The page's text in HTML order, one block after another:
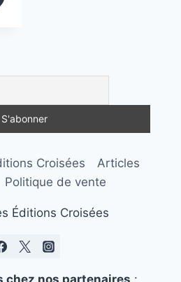
Croisées
Articles
Politique de vente
Éditions Croisées
chez nos partenaires :